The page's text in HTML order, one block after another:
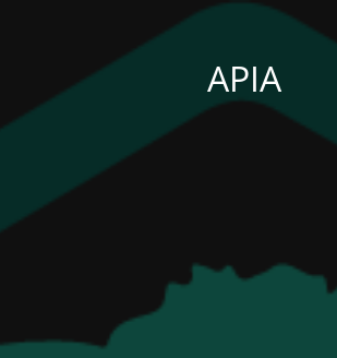
APIA